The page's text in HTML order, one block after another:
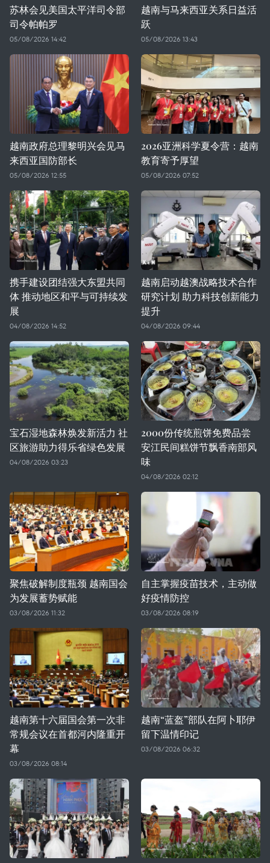
苏林会见美国太平洋司令部
司令帕帕罗
05/08/2026 14:42
越南与马来西亚关系日益活
跃
05/08/2026 13:43
越南政府总理黎明兴会见马
来西亚国防部长
05/08/2026 12:55
2026亚洲科学夏令营：越南
教育寄予厚望
05/08/2026 07:52
携手建设团结强大东盟共同
体 推动地区和平与可持续发
展
04/08/2026 14:52
越南启动越澳战略技术合作
研究计划 助力科技创新能力
提升
04/08/2026 09:44
宝石湿地森林焕发新活力 社
区旅游助力得乐省绿色发展
04/08/2026 03:23
2000份传统煎饼免费品尝
安江民间糕饼节飘香南部风
味
04/08/2026 02:12
聚焦破解制度瓶颈 越南国会
为发展蓄势赋能
03/08/2026 11:32
自主掌握疫苗技术，主动做
好疫情防控
03/08/2026 08:19
越南第十六届国会第一次非
常规会议在首都河内隆重开
幕
03/08/2026 08:14
越南“蓝盔”部队在阿卜耶伊
留下温情印记
03/08/2026 06:32